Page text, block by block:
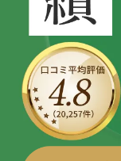
股関節の痛み
産後の不調・体型
骨盤の傾き・歪み
坐骨神経痛
東北
仙台エリア（4院）
関東
池袋エリア（3院）
新宿エリア（3院）
初めての方へ
giversメソッドGIFT
研究・論文
医師・専門家から
とらわ